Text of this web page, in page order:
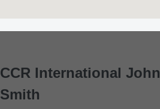
CCR International John
Smith